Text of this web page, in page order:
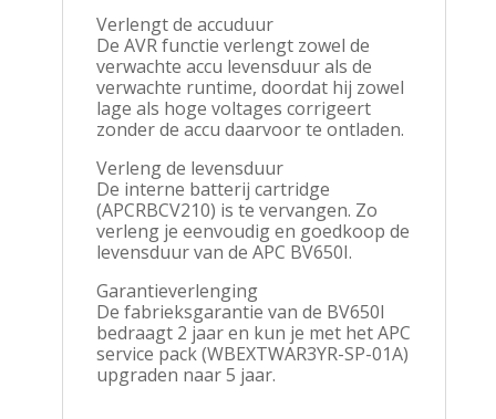
Verlengt de accuduur
De AVR functie verlengt zowel de
verwachte accu levensduur als de
verwachte runtime, doordat hij zowel
lage als hoge voltages corrigeert
zonder de accu daarvoor te ontladen.
Verleng de levensduur
De interne batterij cartridge
(APCRBCV210) is te vervangen. Zo
verleng je eenvoudig en goedkoop de
levensduur van de APC BV650I.
Garantieverlenging
De fabrieksgarantie van de BV650I
bedraagt 2 jaar en kun je met het APC
service pack (WBEXTWAR3YR-SP-01A)
upgraden naar 5 jaar.